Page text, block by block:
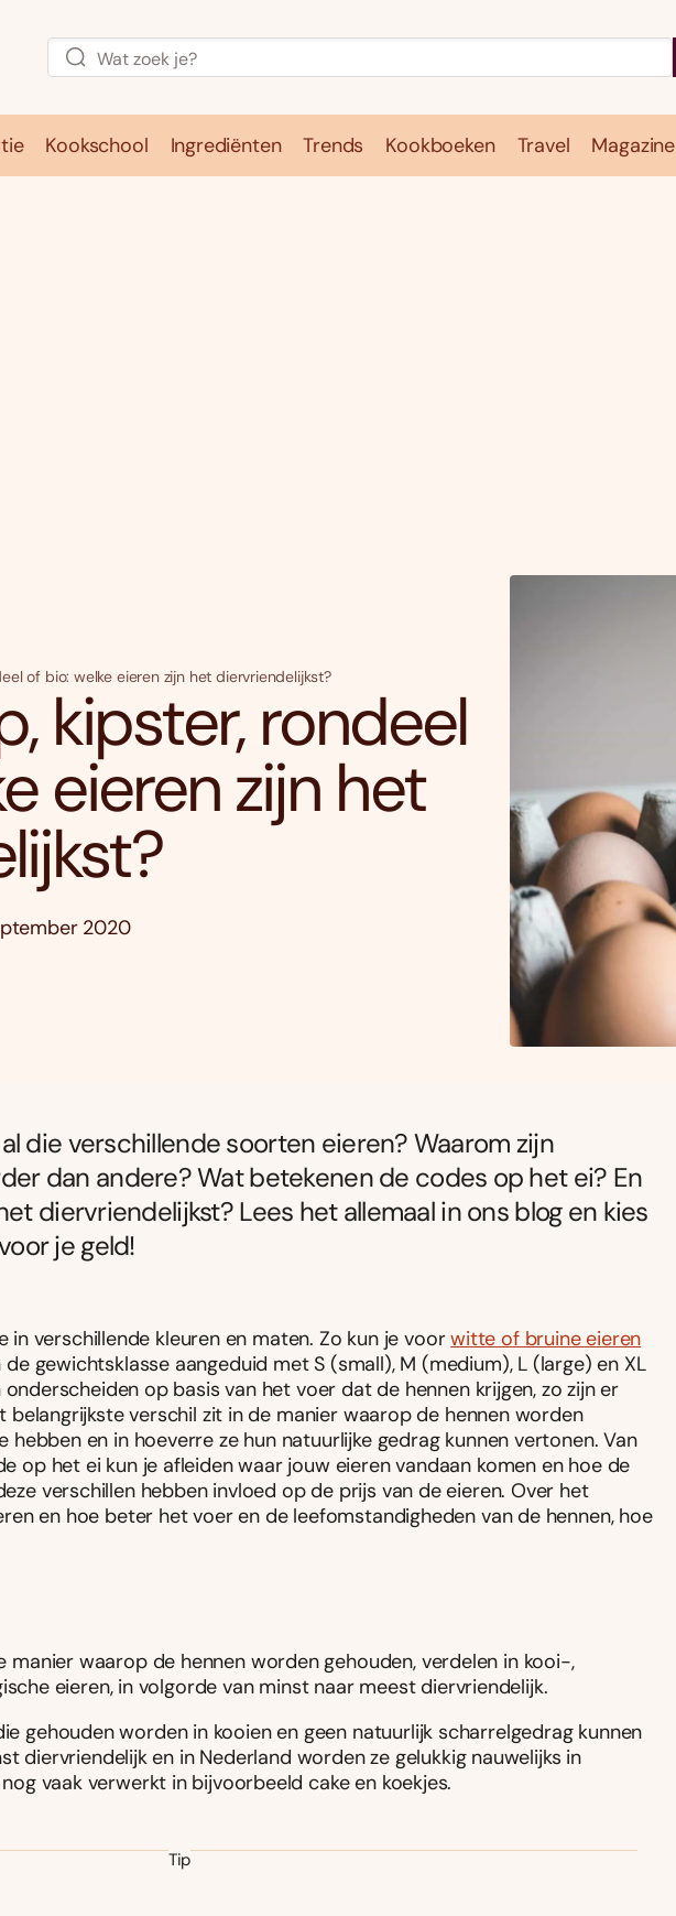
Kookschool Ingrediënten Trends Kookboeken Travel Magazine
of bio: welke eieren zijn het diervriendelijkst?
kipster, rondeel
eieren zijn het
2020
die verschillende soorten eieren? Waarom zijn
dan andere? Wat betekenen de codes op het ei? En
diervriendelijkst? Lees het allemaal in ons blog en kies
je geld!
in verschillende kleuren en maten. Zo kun je voorwitte of bruine eieren
gewichtsklasse aangeduid met S (small), M (medium), L (large) en XL
op basis van het voer dat de hennen krijgen, zo zijn er
belangrijkste verschil zit in de manier waarop de hennen worden
hebben en in hoeverre ze hun natuurlijke gedrag kunnen vertonen. Van
op het ei kun je afleiden waar jouw eieren vandaan komen en hoe de
verschillen hebben invloed op de prijs van de eieren. Over het
en hoe beter het voer en de leefomstandigheden van de hennen, hoe
manier waarop de hennen worden gehouden, verdelen in kooi-,
eieren, in volgorde van minst naar meest diervriendelijk.
gehouden worden in kooien en geen natuurlijk scharrelgedrag kunnen
diervriendelijk en in Nederland worden ze gelukkig nauwelijks in
vaak verwerkt in bijvoorbeeld cake en koekjes.
Tip